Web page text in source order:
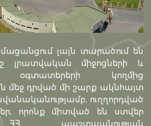
լայն տարածում են
լրատվական միջոցների և
օգտատերերի կողմից
մեջ դրված մի շարք ակնհայտ
ուղղորդված
որոնք միտված են ստվեր
պաշտպանության